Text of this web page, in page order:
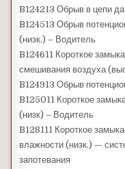
B124213 Обрыв в цепи
B124513 Обрыв
(низк.) – Водитель
B124611 Короткое
смешивания воздуха
B124913 Обрыв
B125011 Короткое
(низк) – Водитель
B128111 Короткое
влажности (низк.) —
запотевания